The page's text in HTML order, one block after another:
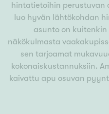
hintatietoihin perustuvan
luo hyvän lähtökohdan
asunto on
näkökulmasta
sen tarjoamat
kokonaiskustannuksiin.
kaivattu apu osuvan